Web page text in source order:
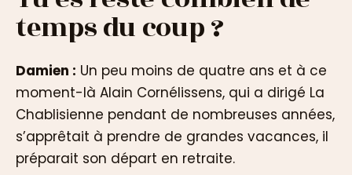
temps du coup ?
Damien : Un peu moins de quatre ans et à ce
moment-là Alain Cornélissens, qui a dirigé La
Chablisienne pendant de nombreuses années,
s’apprêtait à prendre de grandes vacances, il
préparait son départ en retraite.